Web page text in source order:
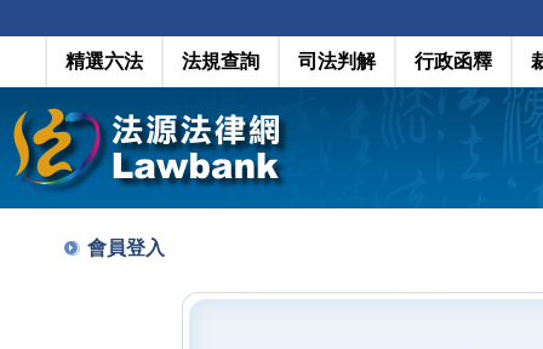
精選六法 法規查詢 司法判解 行政函釋
會員登入